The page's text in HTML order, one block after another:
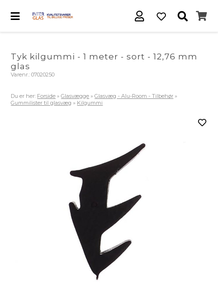
Tyk kilgummi - 1 meter - sort - 12,76 mm
glas
Varenr.:07020250
Du er her: Forside »Glasvægge »Glasvæg - Alu-Room - Tilbehør »
Gummilister til glasvæg » Kilgummi